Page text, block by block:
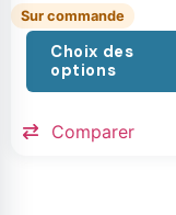
Sur commande
Choix des
options
Comparer